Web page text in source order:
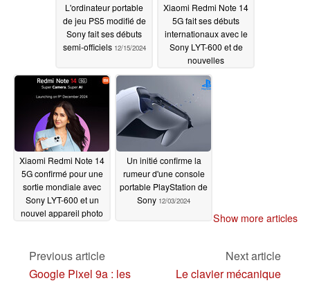
L'ordinateur portable
de jeu PS5 modifié de
Sony fait ses débuts
semi-officiels 12/15/2024
Xiaomi Redmi Note 14
5G fait ses débuts
internationaux avec le
Sony LYT-600 et de
nouvelles
améliorations de
l'appareil photo
12/09/2024
Xiaomi Redmi Note 14
5G confirmé pour une
sortie mondiale avec
Sony LYT-600 et un
nouvel appareil photo
Un initié confirme la
rumeur d'une console
portable PlayStation de
Sony 12/03/2024
Show more articles
Previous article
Google Pixel 9a : les
Next article
Le clavier mécanique